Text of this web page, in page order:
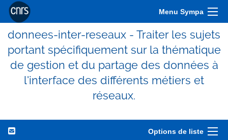
Menu Sympa
donnees-inter-reseaux - Traiter les sujets
portant spécifiquement sur la thématique
de gestion et du partage des données à
l'interface des différents métiers et
réseaux.
Options de liste